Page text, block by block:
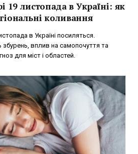
19 листопада в Україні: як
коливання
в Україні посиляться.
збурень, вплив на самопочуття та
для міст і областей.